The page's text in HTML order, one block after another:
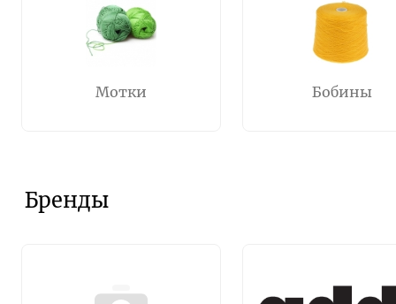
Мотки Бобины
Бренды